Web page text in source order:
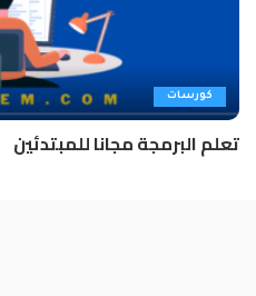
كورسات
تعلم البرمجة مجانا للمبتدئين